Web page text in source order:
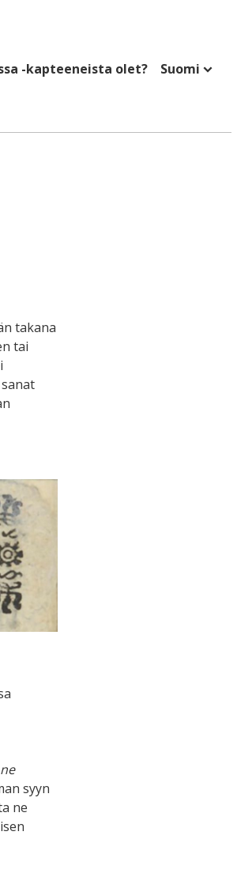
-kapteeneista olet? Suomi
takana
tai
syyn
ne